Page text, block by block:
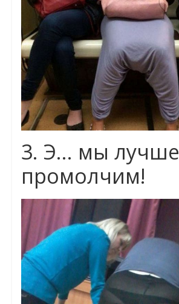
3. Э… мы лучше
промолчим!